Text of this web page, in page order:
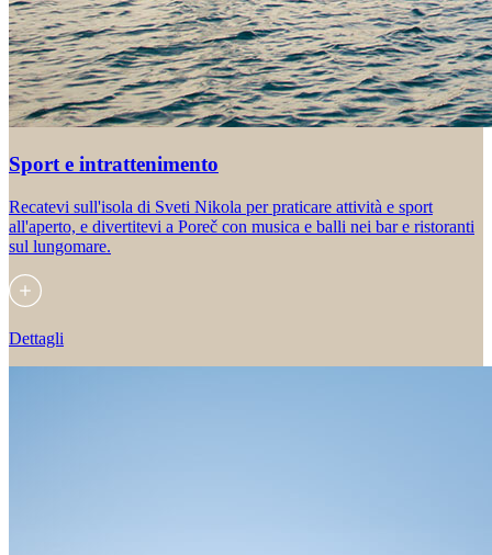
Sport e intrattenimento
Recatevi sull'isola di Sveti Nikola per praticare attività e sport
all'aperto, e divertitevi a Poreč con musica e balli nei bar e ristoranti
sul lungomare.
Dettagli